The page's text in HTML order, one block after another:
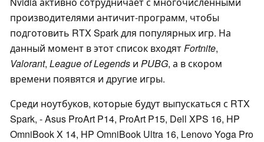
производителями античит-программ, чтобы
подготовить RTX Spark для популярных игр. На
данный момент в этот список входятFortnite,
Valorant, League of Legends и PUBG, а в скором
времени появятся и другие игры.
Среди ноутбуков, которые будут выпускаться с RTX
Spark, - Asus ProArt P14, ProArt P15, Dell XPS 16, HP
OmniBook X 14, HP OmniBook Ultra 16, Lenovo Yoga Pro